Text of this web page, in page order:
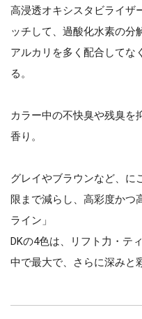
高浸透オキシスタビライザ
ッチして、過酸化水素の分
アルカリを多く配合してな
る。
カラー中の不快臭や残臭を
香り。
グレイやブラウンなど、に
限まで減らし、高彩度かつ
ライン」
DKの4色は、リフト力・テ
中で最大で、さらに深みと